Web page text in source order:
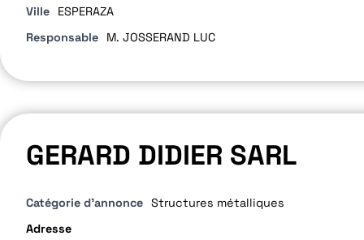
Ville
ESPERAZA
Responsable
M. JOSSERAND LUC
GERARD DIDIER SARL
Catégorie d'annonce Structures métalliques
Adresse